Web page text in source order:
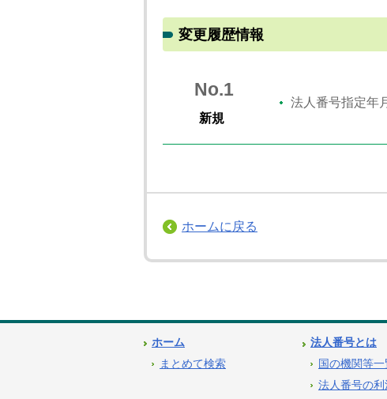
変更履歴情報
No.1
新規
法人番号指定年
ホームに戻る
ホーム
まとめて検索
法人番号とは
国の機関等一
法人番号の利